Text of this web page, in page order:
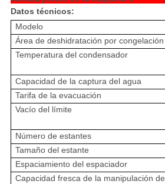
Datos técnicos:
Modelo
Área de deshidratación por congelación
Temperatura del condensador
Capacidad de la captura del agua
Tarifa de la evacuación
Vacío del límite
Número de estantes
Tamaño del estante
Espaciamiento del espaciador
Capacidad fresca de la manipulación de